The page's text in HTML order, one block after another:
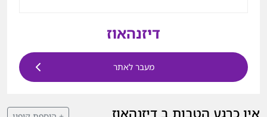
דיזנהאוז
מעבר לאתר
אין כרגע הטבות ב דיזנהאוז